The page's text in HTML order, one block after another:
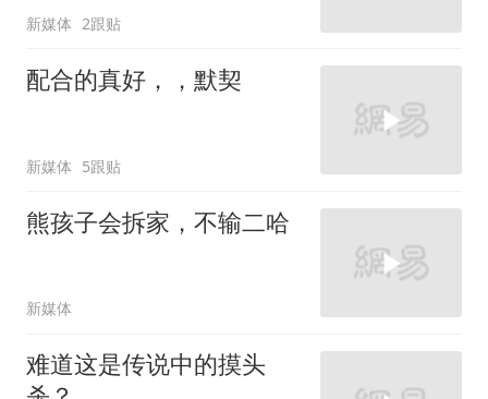
新媒体 2跟贴
配合的真好，，默契
新媒体 5跟贴
熊孩子会拆家，不输二哈
新媒体
难道这是传说中的摸头